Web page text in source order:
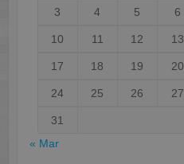
3 4 5 6
10 11 12 13
17 18 19 20
24 25 26 27
31
« Mar